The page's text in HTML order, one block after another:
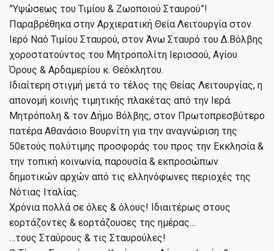
”Υψώσεως του Τιμίου & Ζωοποιού Σταυρού”!
Παραβρέθηκα στην Αρχιερατική Θεία Λειτουργία στον
Ιερό Ναό Τιμίου Σταυρού, στον Άνω Σταυρό του Δ.Βόλβης
χοροστατούντος του Μητροπολίτη Ιερισσού, Αγίου
Όρους & Αρδαμερίου κ. Θεόκλητου.
Ιδιαίτερη στιγμή μετά το τέλος της Θείας Λειτουργίας, η
απονομή κοινής τιμητικής πλακέτας από την Ιερά
Μητρόπολη & τον Δήμο Βόλβης, στον Πρωτοπρεσβύτερο
πατέρα Αθανάσιο Βουρνίτη για την αναγνώριση της
50ετούς πολύτιμης προσφοράς του προς την Εκκλησία &
την τοπική κοινωνία, παρουσία & εκπροσώπων
δημοτικών αρχών από τις ελληνόφωνες περιοχές της
Νότιας Ιταλίας.
Χρόνια πολλά σε όλες & όλους! Ιδιαιτέρως στους
εορτάζοντες & εορτάζουσες της ημέρας…
…τους Σταύρους & τις Σταυρούλες!